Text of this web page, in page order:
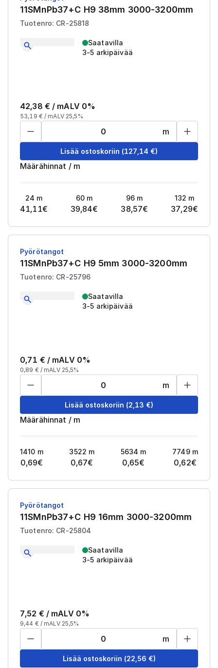
11SMnPb37+C H9 38mm 3000-3200mm
Tuotenro: CR-25818
Saatavilla
3-5 arkipäivää
42,38 € / mALV 0%
53,19 € / mALV 25,5%
m
Lisää ostoskoriin (127,14 €)
Määrähinnat / m
24 m
41,11€
60 m
39,84€
96 m
38,57€
132 m
37,29€
Pyörötangot
11SMnPb37+C H9 5mm 3000-3200mm
Tuotenro: CR-25796
Saatavilla
3-5 arkipäivää
0,71 € / mALV 0%
0,89 € / mALV 25,5%
m
Lisää ostoskoriin (2,13 €)
Määrähinnat / m
1410 m
0,69€
3522 m
0,67€
5634 m
0,65€
7749 m
0,62€
Pyörötangot
11SMnPb37+C H9 16mm 3000-3200mm
Tuotenro: CR-25804
Saatavilla
3-5 arkipäivää
7,52 € / mALV 0%
9,44 € / mALV 25,5%
m
Lisää ostoskoriin (22,56 €)